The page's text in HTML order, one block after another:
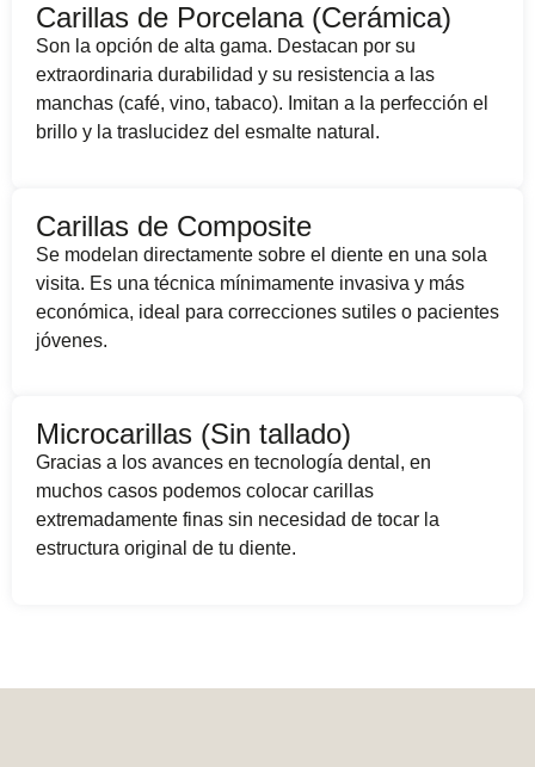
Carillas de Porcelana (Cerámica)
Son la opción de alta gama. Destacan por su
extraordinaria durabilidad y su resistencia a las
manchas (café, vino, tabaco). Imitan a la perfección el
brillo y la traslucidez del esmalte natural.
Carillas de Composite
Se modelan directamente sobre el diente en una sola
visita. Es una técnica mínimamente invasiva y más
económica, ideal para correcciones sutiles o pacientes
jóvenes.
Microcarillas (Sin tallado)
Gracias a los avances en tecnología dental, en
muchos casos podemos colocar carillas
extremadamente finas sin necesidad de tocar la
estructura original de tu diente.